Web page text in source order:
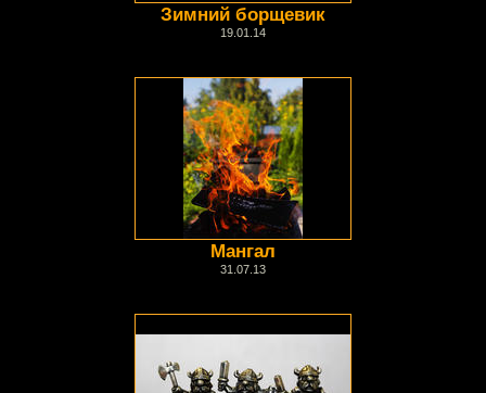
Зимний борщевик
19.01.14
Мангал
31.07.13